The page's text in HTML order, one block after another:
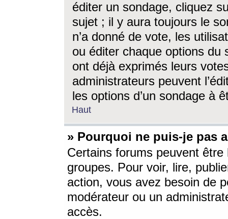
éditer un sondage, cliquez
sujet ; il y aura toujours le
n’a donné de vote, les
ou éditer chaque options du
ont déjà exprimés leurs
administrateurs peuvent
les options d’un sondage à
Haut
» Pourquoi ne puis-je pas
Certains forums peuvent être
groupes. Pour voir, lire,
action, vous avez besoin de
modérateur ou un
accès.